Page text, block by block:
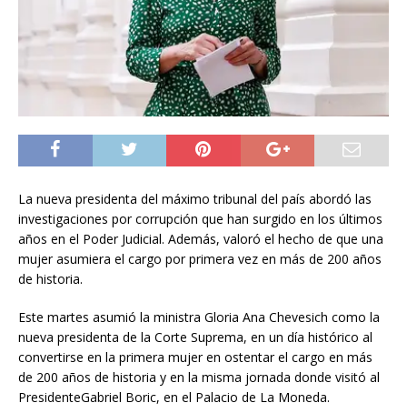
La nueva presidenta del máximo tribunal del país abordó las
investigaciones por corrupción que han surgido en los últimos
años en el Poder Judicial. Además, valoró el hecho de que una
mujer asumiera el cargo por primera vez en más de 200 años
de historia.
Este martes asumió la ministra Gloria Ana Chevesich como la
nueva presidenta de la Corte Suprema, en un día histórico al
convertirse en la primera mujer en ostentar el cargo en más
de 200 años de historia y en la misma jornada donde visitó al
PresidenteGabriel Boric, en el Palacio de La Moneda.